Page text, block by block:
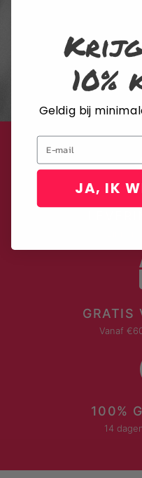
privacybeleid van Rustaagh
beschreven verzameling,
is op elk moment mogelijk via
contact op te
GRATIS
Vanaf
100%
14
Krijg
10%
Geldig bij
Email
JA, IK